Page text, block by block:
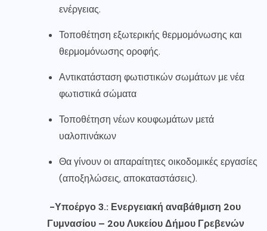
ενέργειας.
Τοποθέτηση εξωτερικής θερμομόνωσης και
θερμομόνωσης οροφής.
Αντικατάσταση φωτιστικών σωμάτων με νέα
φωτιστικά σώματα
Τοποθέτηση νέων κουφωμάτων μετά
υαλοπινάκων
Θα γίνουν οι απαραίτητες οικοδομικές εργασίες
(αποξηλώσεις, αποκαταστάσεις).
-Υποέργο 3.: Ενεργειακή αναβάθμιση 2ου
Γυμνασίου – 2ου Λυκείου Δήμου Γρεβενών